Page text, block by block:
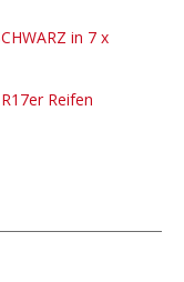
in 7 x
Reifen